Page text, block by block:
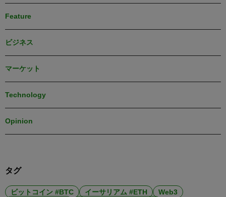
Feature
ビジネス
マーケット
Technology
Opinion
タグ
ビットコイン #BTC イーサリアム #ETH
Web3